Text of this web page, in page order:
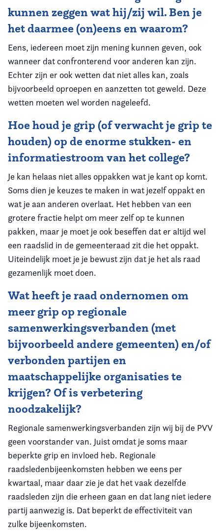
kunnen zeggen wat hij/zij wil. Ben je
het daarmee (on)eens en waarom?
Eens, iedereen moet zijn mening kunnen geven, ook
wanneer dat confronterend voor anderen kan zijn.
Echter zijn er ook wetten dat niet alles kan, zoals
bijvoorbeeld oproepen en aanzetten tot geweld. Deze
wetten moeten wel worden nageleefd.
Hoe houd je grip (of verwacht je grip te
houden) op de enorme stukken- en
informatiestroom van het college?
Je kan helaas niet alles oppakken wat je kant op komt.
Soms dien je keuzes te maken in wat jezelf oppakt en
wat je aan anderen overlaat. Het hebben van een
grotere fractie helpt om meer zelf op te kunnen
pakken, maar je moet je ook beseffen dat er altijd wel
een raadslid in de gemeenteraad zit die het oppakt.
Uiteindelijk moet je je bewust zijn dat je het als raad
gezamenlijk moet doen.
Wat heeft je raad ondernomen om
meer grip op regionale
samenwerkingsverbanden (met
bijvoorbeeld andere gemeenten) en/of
verbonden partijen en
maatschappelijke organisaties te
krijgen? Of is verbetering
noodzakelijk?
Regionale samenwerkingsverbanden zijn wij bij de PVV
geen voorstander van. Juist omdat je soms maar
beperkte grip en invloed heb. Regionale
raadsledenbijeenkomsten hebben we eens per
kwartaal, maar daar zie je dat het vaak dezelfde
raadsleden zijn die erheen gaan en dat lang niet iedere
partij aanwezig is. Dat beperkt de effectiviteit van
zulke bijeenkomsten.